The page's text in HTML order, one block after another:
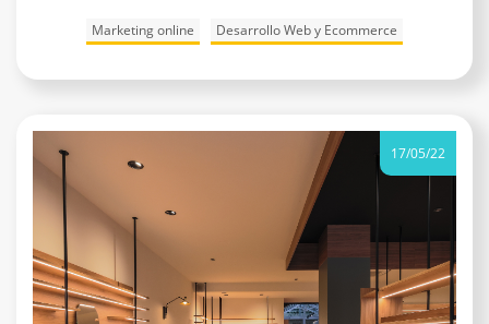
Marketing online Desarrollo Web y Ecommerce
17/05/22